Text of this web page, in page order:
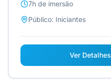
7h de imersão
Público: Iniciantes
Ver